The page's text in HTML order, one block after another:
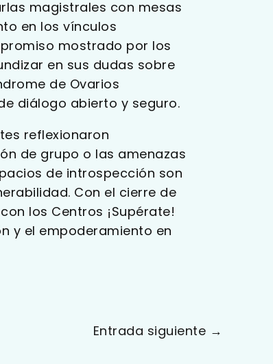
magistrales con mesas
en los vínculos
mostrado por los
en sus dudas sobre
de Ovarios
diálogo abierto y seguro.
reflexionaron
de grupo o las amenazas
de introspección son
Con el cierre de
los Centros ¡Supérate!
y el empoderamiento en
Entrada siguiente →